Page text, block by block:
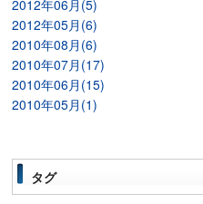
2012年06月(5)
2012年05月(6)
2010年08月(6)
2010年07月(17)
2010年06月(15)
2010年05月(1)
タグ